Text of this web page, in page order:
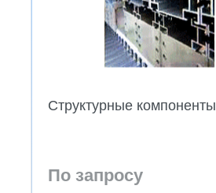
Структурные компоненты
По запросу